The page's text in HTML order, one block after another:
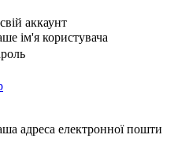
аккаунт
ім'я користувача
адреса електронної пошти